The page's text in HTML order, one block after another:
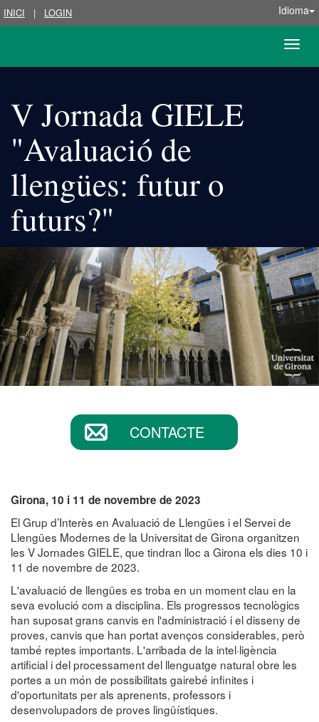
INICI | LOGIN Idioma
Toggle
V Jornada GIELE
"Avaluació de
llengües: futur o
futurs?"
CONTACTE
Girona, 10 i 11 de novembre de 2023
El Grup d’Interès en Avaluació de Llengües i el Servei de
Llengües Modernes de la Universitat de Girona organitzen
les V Jornades GIELE, que tindran lloc a Girona els dies 10 i
11 de novembre de 2023.
L'avaluació de llengües es troba en un moment clau en la
seva evolució com a disciplina. Els progressos tecnològics
han suposat grans canvis en l'administració i el disseny de
proves, canvis que han portat avenços considerables, però
també reptes importants. L'arribada de la intel·ligència
artificial i del processament del llenguatge natural obre les
portes a un món de possibilitats gairebé infinites i
d'oportunitats per als aprenents, professors i
desenvolupadors de proves lingüístiques.